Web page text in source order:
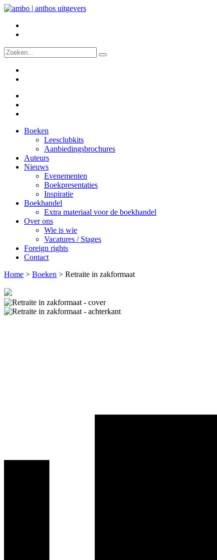
Boeken
Leesclubkits
Aanbiedingsbrochures
Auteurs
Nieuws
Evenementen
Boekpresentaties
Inspiratie
Boekhandel
Extra materiaal voor de boekhandel
Over ons
Wie is wie
Vacatures / Stages
Foreign rights
Contact
Home > Boeken > Retraite in zakformaat